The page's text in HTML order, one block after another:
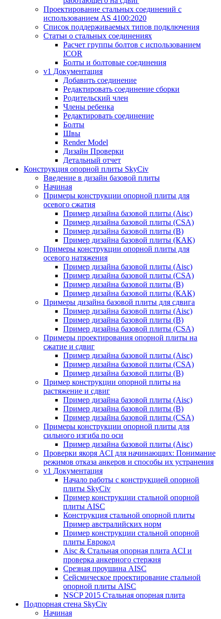
Проектирование стальных соединений с
использованием AS 4100:2020
Список поддерживаемых типов подключения
Статьи о стальных соединениях
Расчет группы болтов с использованием
ICOR
Болты и болтовые соединения
v1 Документация
Добавить соединение
Редактировать соединение сборки
Родительский член
Члены ребенка
Редактировать соединение
Болты
Швы
Render Model
Дизайн Проверки
Детальный отчет
Конструкция опорной плиты SkyCiv
Введение в дизайн базовой плиты
Начиная
Примеры конструкции опорной плиты для
осевого сжатия
Пример дизайна базовой плиты (Aisc)
Пример дизайна базовой плиты (CSA)
Пример дизайна базовой плиты (В)
Пример дизайна базовой плиты (КАК)
Примеры конструкции опорной плиты для
осевого натяжения
Пример дизайна базовой плиты (Aisc)
Пример дизайна базовой плиты (CSA)
Пример дизайна базовой плиты (В)
Пример дизайна базовой плиты (КАК)
Примеры дизайна базовой плиты для сдвига
Пример дизайна базовой плиты (Aisc)
Пример дизайна базовой плиты (В)
Пример дизайна базовой плиты (CSA)
Примеры проектирования опорной плиты на
сжатие и сдвиг
Пример дизайна базовой плиты (Aisc)
Пример дизайна базовой плиты (CSA)
Пример дизайна базовой плиты (В)
Пример конструкции опорной плиты на
растяжение и сдвиг
Пример дизайна базовой плиты (Aisc)
Пример дизайна базовой плиты (В)
Пример дизайна базовой плиты (CSA)
Примеры конструкции опорной плиты для
сильного изгиба по оси
Пример дизайна базовой плиты (Aisc)
Проверки якоря ACI для начинающих: Понимание
режимов отказа анкеров и способы их устранения
v1 Документация
Начало работы с конструкцией опорной
плиты SkyCiv
Пример конструкции стальной опорной
плиты AISC
Конструкция стальной опорной плиты
Пример австралийских норм
Пример конструкции стальной опорной
плиты Еврокод
Aisc & Стальная опорная плита ACI и
проверка анкерного стержня
Срезная проушина AISC
Сейсмическое проектирование стальной
опорной плиты AISC
NSCP 2015 Стальная опорная плита
Подпорная стена SkyCiv
Начиная